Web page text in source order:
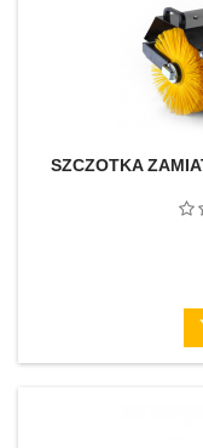
SZCZOTKA